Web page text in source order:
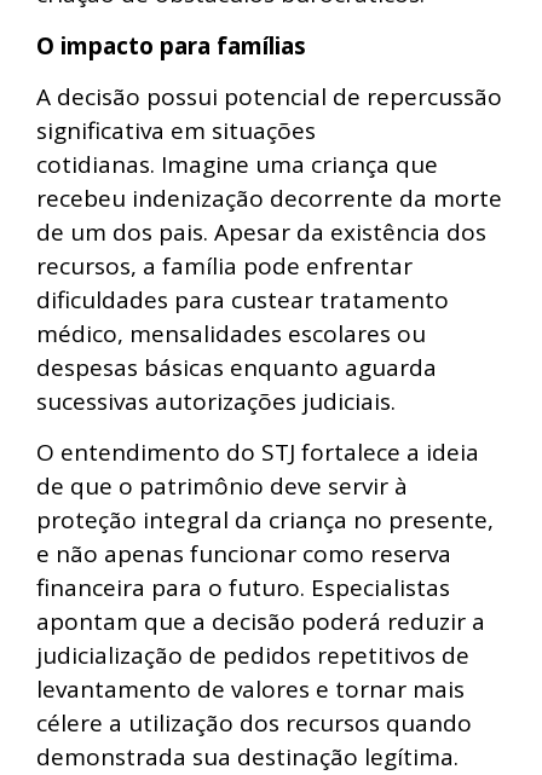
O impacto para famílias
A decisão possui potencial de repercussão
significativa em situações
cotidianas. Imagine uma criança que
recebeu indenização decorrente da morte
de um dos pais. Apesar da existência dos
recursos, a família pode enfrentar
dificuldades para custear tratamento
médico, mensalidades escolares ou
despesas básicas enquanto aguarda
sucessivas autorizações judiciais.
O entendimento do STJ fortalece a ideia
de que o patrimônio deve servir à
proteção integral da criança no presente,
e não apenas funcionar como reserva
financeira para o futuro. Especialistas
apontam que a decisão poderá reduzir a
judicialização de pedidos repetitivos de
levantamento de valores e tornar mais
célere a utilização dos recursos quando
demonstrada sua destinação legítima.